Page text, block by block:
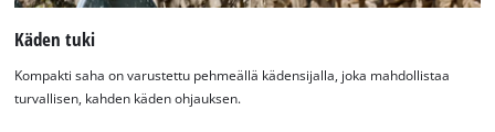
Käden tuki
Kompakti saha on varustettu pehmeällä kädensijalla, joka mahdollistaa
turvallisen, kahden käden ohjauksen.